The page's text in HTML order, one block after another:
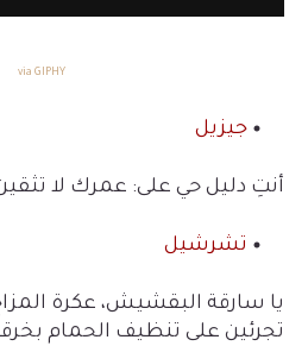
via GIPHY
جيزيل
أنتِ دليل حي على: عمرك لا
تشرشيل
يا سارقة البقشيش، عكرة
تجرئين على تنظيف الحمام